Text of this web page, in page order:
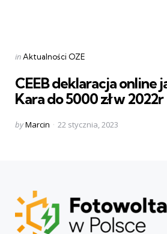
Categories
Posted
inAktualności OZE
CEEB deklaracja online
Kara do 5000 zł w 2022r
Posted
byMarcin 22 stycznia, 2023